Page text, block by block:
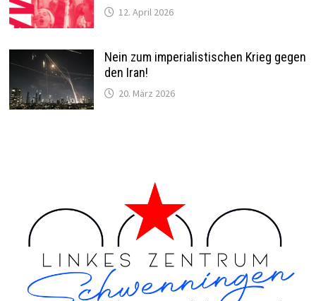
12. April 2026
Nein zum imperialistischen Krieg gegen
den Iran!
20. März 2026